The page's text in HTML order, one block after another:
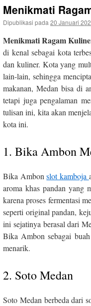
Menikmati
Dipublikasi pada 20 Januari
Menikmati Ragam
di kenal sebagai kota
dan kuliner. Kota yang
lain-lain, sehingga
makanan, Medan bisa di
tetapi juga pengalaman
tulisan ini, kita akan
kota ini.
1. Bika Ambon
Bika Ambonslot kamboja
aroma khas pandan yang
karena proses fermentasi
seperti original pandan,
ini sejatinya berasal dari
Bika Ambon sebagai
menarik.
2. Soto Medan
Soto Medan berbeda dari